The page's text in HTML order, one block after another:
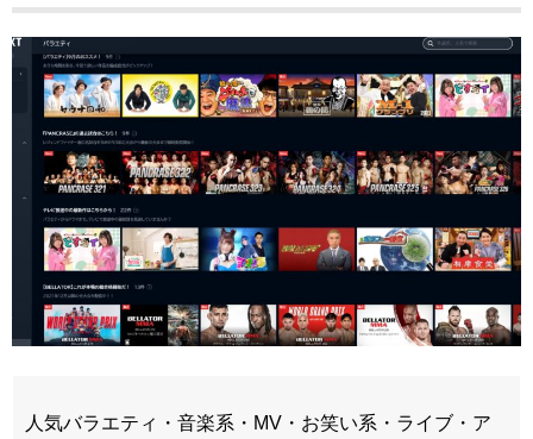
人気バラエティ・音楽系・MV・お笑い系・ライブ・ア